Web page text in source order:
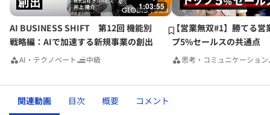
1:03:55
AI BUSINESS SHIFT 第12回 機能別
戦略編：AIで加速する新規事業の創出
AI・テクノベート 中級
【営業無双#1】勝てる営
プ5%セールスの共通点
思考・コミュニケーション
関連動画 目次 概要 コメント